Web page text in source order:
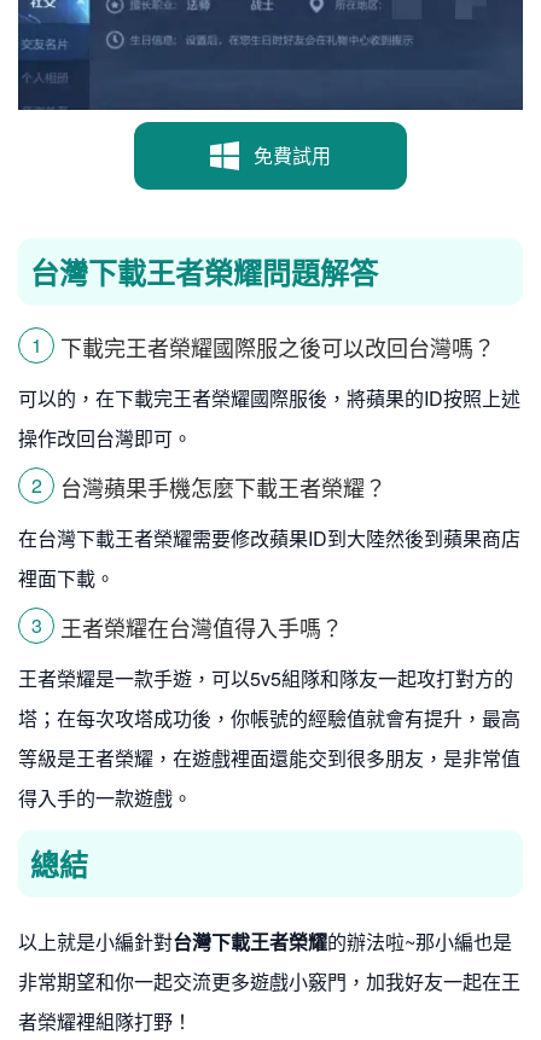
免費試用
台灣下載王者榮耀問題解答
1 下載完王者榮耀國際服之後可以改回台灣嗎？
可以的，在下載完王者榮耀國際服後，將蘋果的ID按照上述
操作改回台灣即可。
2
台灣蘋果手機怎麼下載王者榮耀？
在台灣下載王者榮耀需要修改蘋果ID到大陸然後到蘋果商店
裡面下載。
3
王者榮耀在台灣值得入手嗎？
王者榮耀是一款手遊，可以5v5組隊和隊友一起攻打對方的
塔；在每次攻塔成功後，你帳號的經驗值就會有提升，最高
等級是王者榮耀，在遊戲裡面還能交到很多朋友，是非常值
得入手的一款遊戲。
總結
以上就是小編針對台灣下載王者榮耀的辦法啦~那小編也是
非常期望和你一起交流更多遊戲小竅門，加我好友一起在王
者榮耀裡組隊打野！